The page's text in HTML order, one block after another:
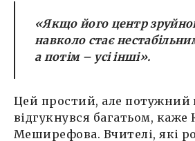
«Якщо його центр
навколо стає
а потім – усі інші».
Цей простий, але потужний
відгукнувся багатьом, каже
Меширефова. Вчителі, які